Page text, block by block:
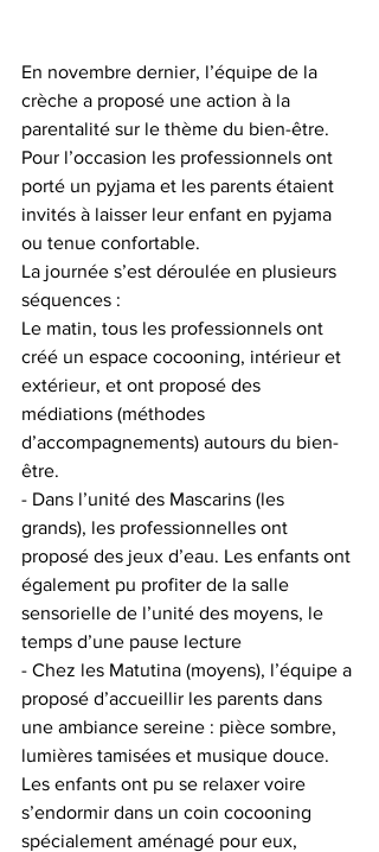
En novembre dernier, l’équipe de la
crèche a proposé une action à la
parentalité sur le thème du bien-être.
Pour l’occasion les professionnels ont
porté un pyjama et les parents étaient
invités à laisser leur enfant en pyjama
ou tenue confortable.
La journée s’est déroulée en plusieurs
séquences :
Le matin, tous les professionnels ont
créé un espace cocooning, intérieur et
extérieur, et ont proposé des
médiations (méthodes
d’accompagnements) autours du bien-
être.
- Dans l’unité des Mascarins (les
grands), les professionnelles ont
proposé des jeux d’eau. Les enfants ont
également pu profiter de la salle
sensorielle de l’unité des moyens, le
temps d’une pause lecture
- Chez les Matutina (moyens), l’équipe a
proposé d’accueillir les parents dans
une ambiance sereine : pièce sombre,
lumières tamisées et musique douce.
Les enfants ont pu se relaxer voire
s’endormir dans un coin cocooning
spécialement aménagé pour eux,